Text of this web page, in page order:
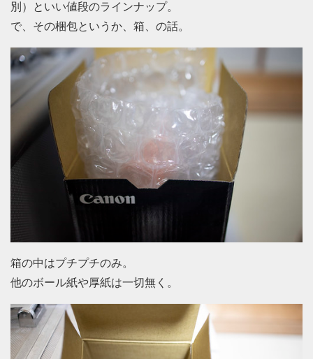
別）といい値段のラインナップ。
で、その梱包というか、箱、の話。
箱の中はプチプチのみ。
他のボール紙や厚紙は一切無く。